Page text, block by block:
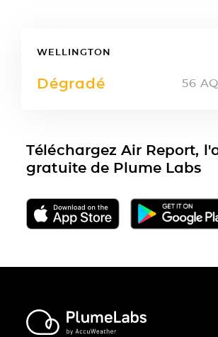
WELLINGTON
Dégradé 56
Téléchargez Air Report,
gratuite de Plume Labs